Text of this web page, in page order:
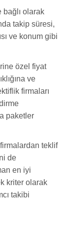
bağlı olarak
takip süresi,
ve konum gibi
özel fiyat
ve
firmaları
paketler
teklif
de
en iyi
kriter olarak
takibi